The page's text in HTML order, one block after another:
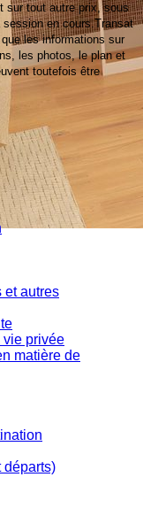
sur tout autre prix, sous
en cours.Transat
les informations sur
les photos, le plan et
toutefois être
et autres
vie privée
matière de
départs)